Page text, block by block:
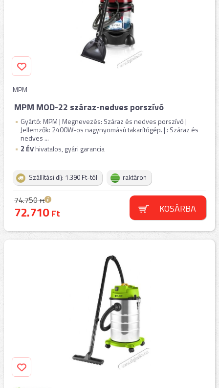
MPM
MPM MOD-22 száraz-nedves porszívó
Gyártó: MPM | Megnevezés: Száraz és nedves porszívó |
Jellemzők: 2400W-os nagynyomású takarítógép. | : Száraz és
nedves ...
2 ÉVhivatalos, gyári garancia
Szállítási díj: 1.390 Ft-tól raktáron
74.750Ft
72.710Ft KOSÁRBA